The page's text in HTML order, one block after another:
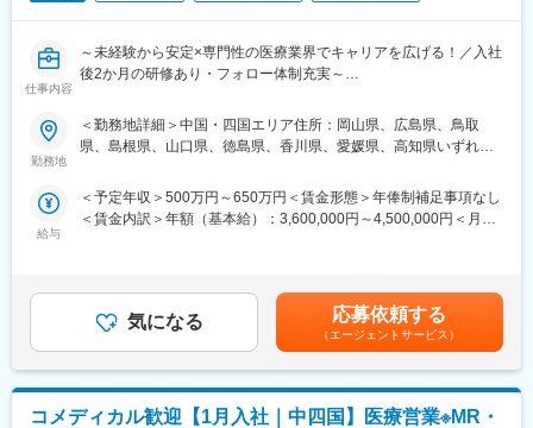
（9）四国：香川・徳島・高知・愛媛
（10）九州：福岡・大分・宮崎・鹿児島・熊本・佐賀・長崎・沖
変更の範囲：会社の定める業務
があればいつでも連絡できる距離感です。一カ月に一度の面談も
実施しており、日々の業務だけでなく中長期的な視点での相談も
度により、キャリアや年収アップに向けた目標を定めやすい環境
です。
特定の製剤を持たないCSOだからこそ、当社の教育サポートは単
なる知識の提供だけでなく、MRとしての現場力を培うことに比重
領域のKOLへの営業ロールプレイングの機会もあり、生き残るMR
としての営業スキルを身に着けることが可能です。
当社の研修内容は大手製薬企業所属MR教育にも使用されておりま
す。
仕事内容
～未経験から安定×専門性の医療業界でキャリアを広げる！／入社
後2か月の研修あり・フォロー体制充実～
大手企業で安定就業】
てキャリアをスタートできるポジションです。
当社は製薬・医療機器メーカーの営業業務を担う
2カ月の集中研修で業界の基礎から学べるため、医療業界が初めて
の方でも安心して挑戦できます。
営業職ならではの「提案スキル」だけでなく、専門知識を持って
医師などに提案するため、市場では需要が高まり、希少性も増し
ています。
勤務地
＜勤務地詳細＞中国・四国エリア住所：岡山県、広島県、鳥取
県、島根県、山口県、徳島県、香川県、愛媛県、高知県いずれか
定める事業所
給与
＜予定年収＞500万円～650万円＜賃金形態＞年俸制補足事項なし
＜賃金内訳＞年額（基本給）：3,600,000円～4,500,000円＜月額
動・四半期一時金：10万円（四半期に1回、10万円程度支給）※た
だし支給条件有。他、永続勤務報奨金（3年勤務5万円支給、5年
勤務10万円…）ございます。賃金はあくまでも目安の金額であ
り、選考を通じて上下する可能性があります。月給(月額)は固定手
当を含めた表記です。
気になる 応募依頼する
（エージェントサービス）
コメディカル歓迎【1月入社｜中四国】医療営業※MR・